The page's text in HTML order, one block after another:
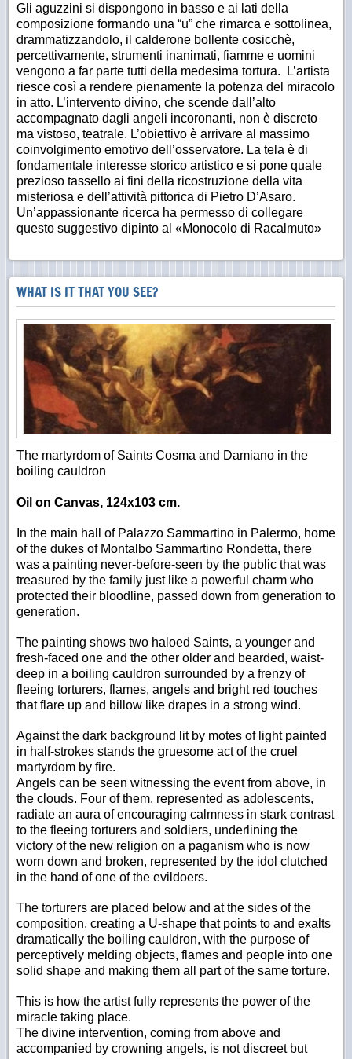
Gli aguzzini si dispongono in basso e ai lati della
composizione formando una “u” che rimarca e sottolinea,
drammatizzandolo, il calderone bollente cosicchè,
percettivamente, strumenti inanimati, fiamme e uomini
vengono a far parte tutti della medesima tortura. L’artista
riesce così a rendere pienamente la potenza del miracolo
in atto. L’intervento divino, che scende dall’alto
accompagnato dagli angeli incoronanti, non è discreto
ma vistoso, teatrale. L’obiettivo è arrivare al massimo
coinvolgimento emotivo dell’osservatore. La tela è di
fondamentale interesse storico artistico e si pone quale
prezioso tassello ai fini della ricostruzione della vita
misteriosa e dell’attività pittorica di Pietro D’Asaro.
Un’appassionante ricerca ha permesso di collegare
questo suggestivo dipinto al «Monocolo di Racalmuto»
WHAT IS IT THAT YOU SEE?
The martyrdom of Saints Cosma and Damiano in the
boiling cauldron
Oil on Canvas, 124x103 cm.
In the main hall of Palazzo Sammartino in Palermo, home
of the dukes of Montalbo Sammartino Rondetta, there
was a painting never-before-seen by the public that was
treasured by the family just like a powerful charm who
protected their bloodline, passed down from generation to
generation.
The painting shows two haloed Saints, a younger and
fresh-faced one and the other older and bearded, waist-
deep in a boiling cauldron surrounded by a frenzy of
fleeing torturers, flames, angels and bright red touches
that flare up and billow like drapes in a strong wind.
Against the dark background lit by motes of light painted
in half-strokes stands the gruesome act of the cruel
martyrdom by fire.
Angels can be seen witnessing the event from above, in
the clouds. Four of them, represented as adolescents,
radiate an aura of encouraging calmness in stark contrast
to the fleeing torturers and soldiers, underlining the
victory of the new religion on a paganism who is now
worn down and broken, represented by the idol clutched
in the hand of one of the evildoers.
The torturers are placed below and at the sides of the
composition, creating a U-shape that points to and exalts
dramatically the boiling cauldron, with the purpose of
perceptively melding objects, flames and people into one
solid shape and making them all part of the same torture.
This is how the artist fully represents the power of the
miracle taking place.
The divine intervention, coming from above and
accompanied by crowning angels, is not discreet but